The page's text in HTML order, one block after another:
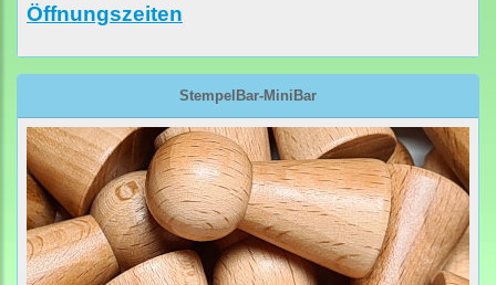
Öffnungszeiten
StempelBar-MiniBar